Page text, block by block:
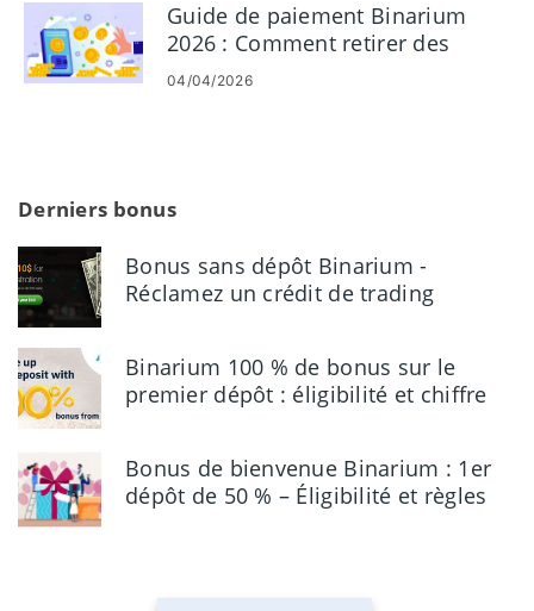
Guide de paiement Binarium
2026 : Comment retirer des
fonds en toute sécurité
04/04/2026
Derniers bonus
Bonus sans dépôt Binarium -
Réclamez un crédit de trading
Binarium 100 % de bonus sur le
premier dépôt : éligibilité et chiffre
Bonus de bienvenue Binarium : 1er
dépôt de 50 % – Éligibilité et règles